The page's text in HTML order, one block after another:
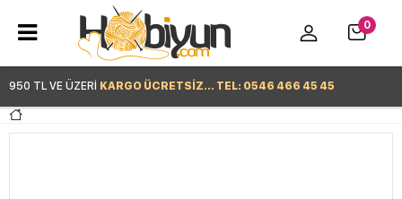
950 TL VE ÜZERİ KARGO ÜCRETSİZ... TEL: 0546 466 45 45
0